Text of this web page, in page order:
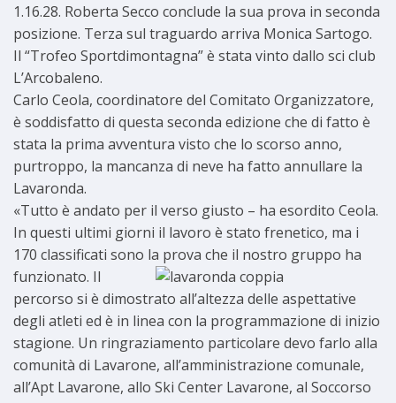
1.16.28. Roberta Secco conclude la sua prova in seconda
posizione. Terza sul traguardo arriva Monica Sartogo.
Il “Trofeo Sportdimontagna” è stata vinto dallo sci club
L’Arcobaleno.
Carlo Ceola, coordinatore del Comitato Organizzatore,
è soddisfatto di questa seconda edizione che di fatto è
stata la prima avventura visto che lo scorso anno,
purtroppo, la mancanza di neve ha fatto annullare la
Lavaronda.
«Tutto è andato per il verso giusto – ha esordito Ceola.
In questi ultimi giorni il lavoro è stato frenetico, ma i
170 classificati sono la prova che il nostro gruppo ha
funzionato. Il
percorso si è dimostrato all’altezza delle aspettative
degli atleti ed è in linea con la programmazione di inizio
stagione. Un ringraziamento particolare devo farlo alla
comunità di Lavarone, all’amministrazione comunale,
all’Apt Lavarone, allo Ski Center Lavarone, al Soccorso